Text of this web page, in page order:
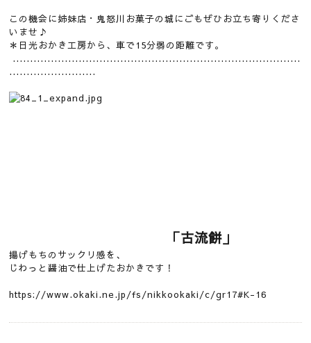
この機会に姉妹店・鬼怒川お菓子の城にごもぜひお立ち寄りくださ
いませ♪
＊日光おかき工房から、車で15分弱の距離です。
...................................................................................
.........................
「古流餅」
揚げもちのサックリ感を、
じわっと醤油で仕上げたおかきです！
https://www.okaki.ne.jp/fs/nikkookaki/c/gr17#K-16